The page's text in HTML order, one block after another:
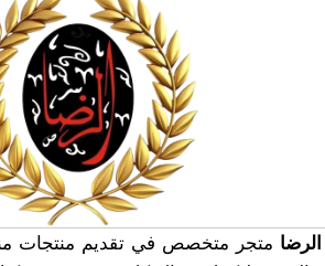
الرضا متجر متخصص في تقديم منتجات